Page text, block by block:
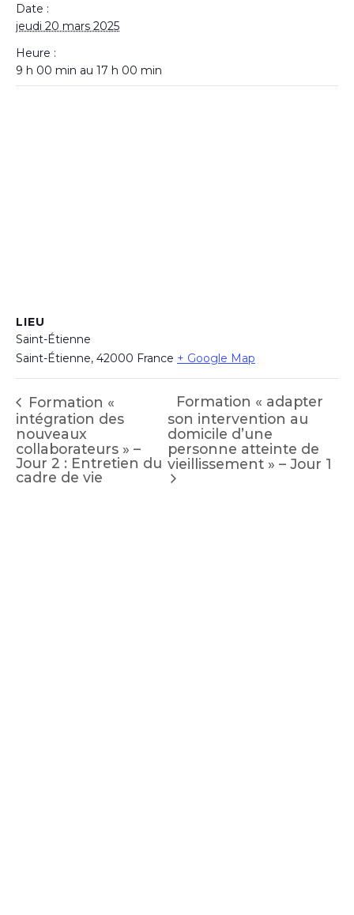
Date :
jeudi 20 mars 2025
Heure :
9 h 00 min au 17 h 00 min
LIEU
Saint-Étienne
Saint-Étienne, 42000 France + Google Map
Formation «
intégration des
nouveaux
collaborateurs » –
Jour 2 : Entretien du
cadre de vie
Formation « adapter
son intervention au
domicile d’une
personne atteinte de
vieillissement » – Jour 1